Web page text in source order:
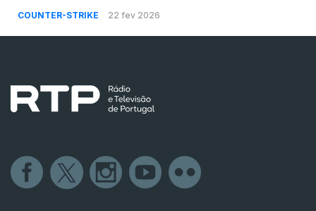
COUNTER-STRIKE 22 fev 2026